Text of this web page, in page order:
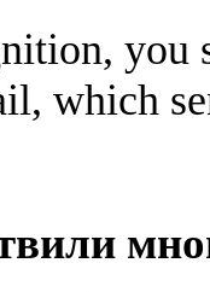
you
which